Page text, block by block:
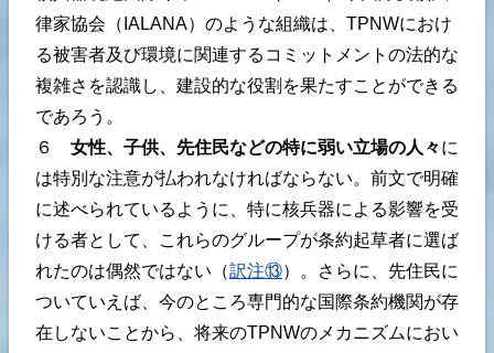
律家協会（IALANA）のような組織は、TPNWにおけ
る被害者及び環境に関連するコミットメントの法的な
複雑さを認識し、建設的な役割を果たすことができる
であろう。
６ 女性、子供、先住民などの特に弱い立場の人々に
は特別な注意が払われなければならない。前文で明確
に述べられているように、特に核兵器による影響を受
ける者として、これらのグループが条約起草者に選ば
れたのは偶然ではない（訳注⑬）。さらに、先住民に
ついていえば、今のところ専門的な国際条約機関が存
在しないことから、将来のTPNWのメカニズムにおい